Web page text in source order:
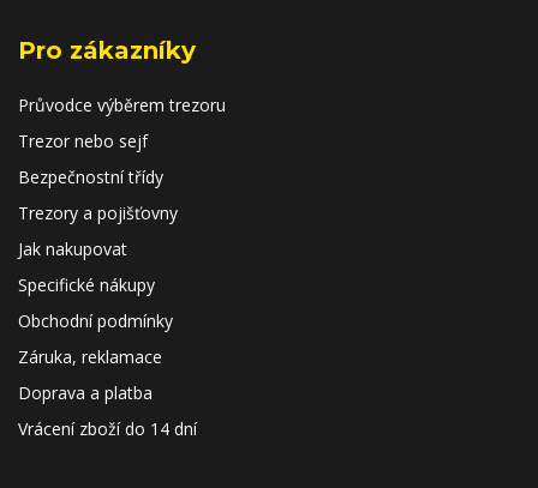
Pro zákazníky
Průvodce výběrem trezoru
Trezor nebo sejf
Bezpečnostní třídy
Trezory a pojišťovny
Jak nakupovat
Specifické nákupy
Obchodní podmínky
Záruka, reklamace
Doprava a platba
Vrácení zboží do 14 dní